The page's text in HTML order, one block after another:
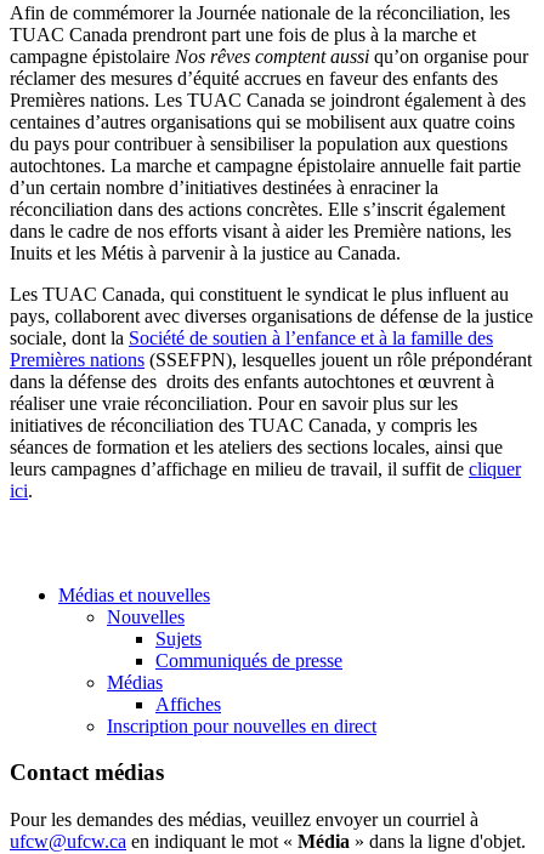
Afin de commémorer la Journée nationale de la réconciliation, les
TUAC Canada prendront part une fois de plus à la marche et
campagne épistolaire Nos rêves comptent aussi qu’on organise pour
réclamer des mesures d’équité accrues en faveur des enfants des
Premières nations. Les TUAC Canada se joindront également à des
centaines d’autres organisations qui se mobilisent aux quatre coins
du pays pour contribuer à sensibiliser la population aux questions
autochtones. La marche et campagne épistolaire annuelle fait partie
d’un certain nombre d’initiatives destinées à enraciner la
réconciliation dans des actions concrètes. Elle s’inscrit également
dans le cadre de nos efforts visant à aider les Première nations, les
Inuits et les Métis à parvenir à la justice au Canada.
Les TUAC Canada, qui constituent le syndicat le plus influent au
pays, collaborent avec diverses organisations de défense de la justice
sociale, dont la Société de soutien à l’enfance et à la famille des
Premières nations (SSEFPN), lesquelles jouent un rôle prépondérant
dans la défense des droits des enfants autochtones et œuvrent à
réaliser une vraie réconciliation. Pour en savoir plus sur les
initiatives de réconciliation des TUAC Canada, y compris les
séances de formation et les ateliers des sections locales, ainsi que
leurs campagnes d’affichage en milieu de travail, il suffit de cliquer
ici.
Médias et nouvelles
Nouvelles
Sujets
Communiqués de presse
Médias
Affiches
Inscription pour nouvelles en direct
Contact médias
Pour les demandes des médias, veuillez envoyer un courriel à
ufcw@ufcw.ca en indiquant le mot « Média » dans la ligne d'objet.